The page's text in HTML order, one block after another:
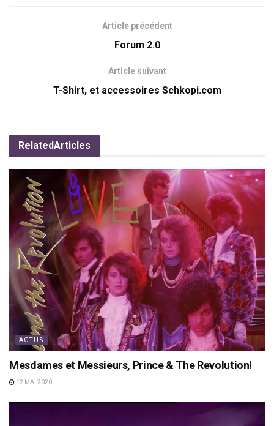
Article précédent
Forum 2.0
Article suivant
T-Shirt, et accessoires Schkopi.com
RelatedArticles
ACTUS
Mesdames et Messieurs, Prince & The Revolution!
12 MAI 2020